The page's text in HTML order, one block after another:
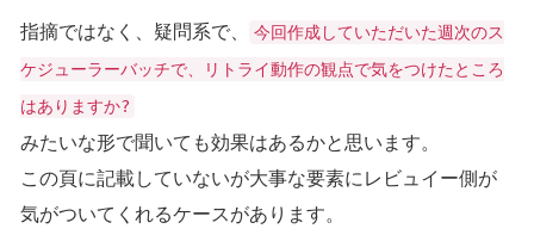
指摘ではなく、疑問系で、
今回作成していただいた週次のス
ケジューラーバッチで、リトライ動作の観点で気をつけたところ
はありますか?
みたいな形で聞いても効果はあるかと思います。
この頁に記載していないが大事な要素にレビュイー側が
気がついてくれるケースがあります。